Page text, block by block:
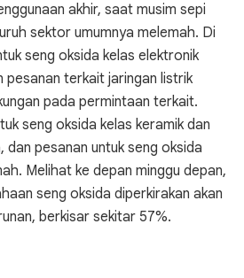
akhir, saat musim sepi
sektor umumnya melemah. Di
seng oksida kelas elektronik
terkait jaringan listrik
pada permintaan terkait.
seng oksida kelas keramik dan
pesanan untuk seng oksida
Melihat ke depan minggu depan,
seng oksida diperkirakan akan
berkisar sekitar 57%.